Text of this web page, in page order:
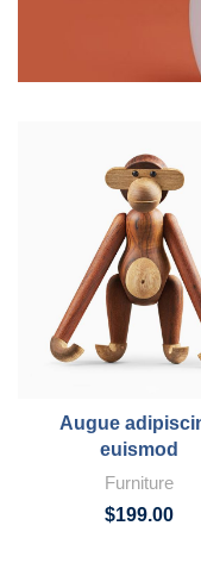
Augue
euismod
Furniture
$199.00